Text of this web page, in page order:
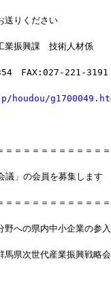
送りください
業振興課　技術人材係
221-3191
houdou/
＝＝＝＝＝＝＝＝＝＝＝
議」の会員を募集します
＝＝＝＝＝＝＝＝＝＝＝
への県内中小企業の参
県次世代産業振興戦略